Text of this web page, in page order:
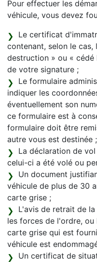
Pour effectuer les
véhicule, vous devez
Le certificat
contenant, selon le
destruction » ou «
de votre signature ;
Le formulaire
indiquer les
éventuellement son
ce formulaire est à
formulaire doit être
autre vous est destinée ;
La déclaration de
celui-ci a été volé ou
Un document
véhicule de plus de 30
carte grise ;
L'avis de retrait de
les forces de l'ordre,
carte grise qui est
véhicule est
Un certificat de